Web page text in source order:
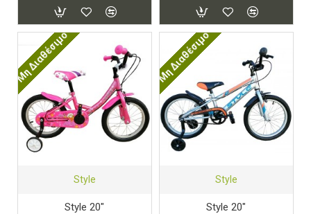
Μη Διαθέσιμο
Style
Style 20"
Μη Διαθέσιμο
Style
Style 20"